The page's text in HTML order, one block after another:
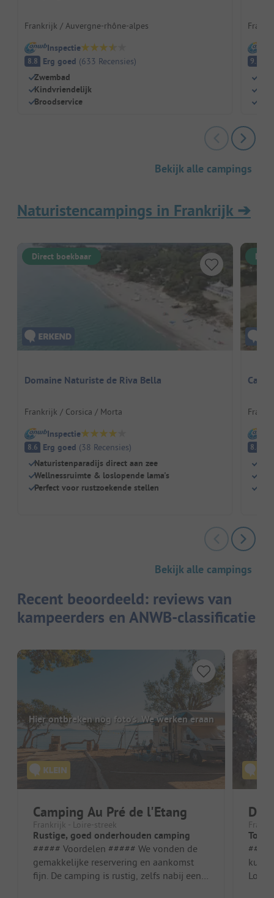
Frankrijk / Auvergne-rhône-alpes
Inspectie
8.8 Erg goed (633 Recensies)
Zwembad
Kindvriendelijk
Broodservice
9.2
Bekijk alle campings
Naturistencampings in Frankrijk➔
Direct boekbaar
Domaine Naturiste de Riva Bella
Frankrijk / Corsica / Morta
Inspectie
8.6 Erg goed (38 Recensies)
Naturistenparadijs direct aan zee
Wellnessruimte & loslopende lama's
Perfect voor rustzoekende stellen
8.8
Bekijk alle campings
Recent beoordeeld: reviews van
kampeerders en ANWB-classificatie
Hier ontbreken nog foto's. We werken eraan
Camping Au Pré de l'Etang
Frankrijk - Loire-streek
Rustige, goed onderhouden camping
##### Voordelen ##### We vonden de
gemakkelijke reservering en aankomst
fijn. De camping is rustig, zelfs nabij een
Top !
#####